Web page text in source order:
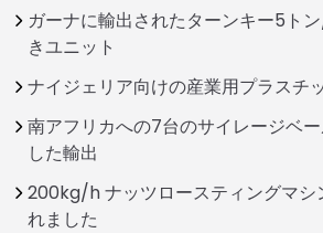
ガーナに輸出されたターンキー5ト
きユニット
ナイジェリア向けの産業用プラスチ
南アフリカへの7台のサイレージベ
した輸出
200kg/h ナッツロースティングマシ
れました